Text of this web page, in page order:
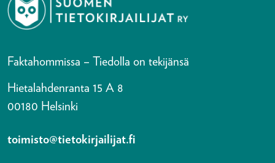
Faktahommissa – Tiedolla on tekijänsä
Hietalahdenranta 15 A 8
00180 Helsinki
toimisto@tietokirjailijat.fi